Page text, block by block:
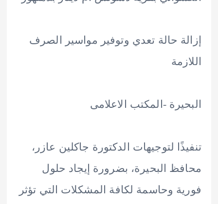
حالة تعدي وتوفير مواسير الصرف
-المكتب الاعلامى
لتوجيهات الدكتورة جاكلين عازر،
البحيرة، بضرورة إيجاد حلول
وحاسمة لكافة المشكلات التي تؤثر